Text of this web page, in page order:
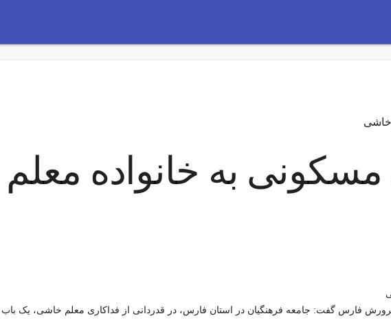
خاشی
مسکونی به خانواده معلم
فارس گفت: جامعه فرهنگیان در استان فارس، در قدردانی از فداکاری معلم خاشی، یک